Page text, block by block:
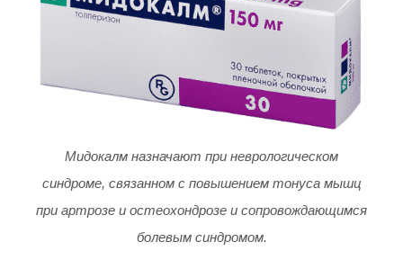
Мидокалм назначают при неврологическом
синдроме, связанном с повышением тонуса мышц
при артрозе и остеохондрозе и сопровождающимся
болевым синдромом.